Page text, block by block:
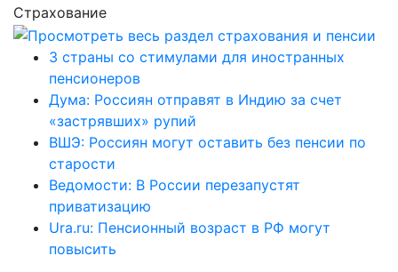
Страхование
3 страны со стимулами для иностранных
пенсионеров
Дума: Россиян отправят в Индию за счет
«застрявших» рупий
ВШЭ: Россиян могут оставить без пенсии по
старости
Ведомости: В России перезапустят
приватизацию
Ura.ru: Пенсионный возраст в РФ могут
повысить